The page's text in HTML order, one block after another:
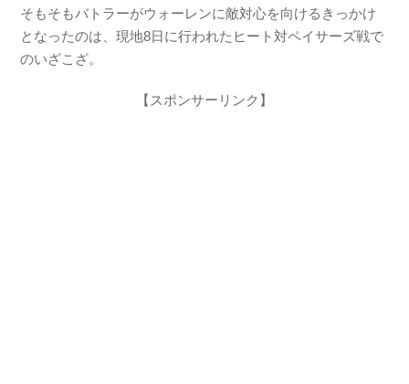
o
k
そもそもバトラーがウォーレンに敵対心を向けるきっかけ
となったのは、現地8日に行われたヒート対ペイサーズ戦で
のいざこざ。
【スポンサーリンク】